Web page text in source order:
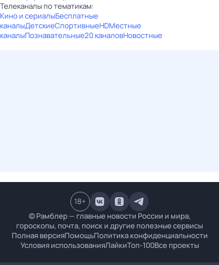
Телеканалы по тематикам:
Кино и сериалыБесплатные
каналыДетскиеСпортивныеHDМестные
каналыПознавательные20 каналовНовостные
© Рамблер — главные новости России и мира,
гороскопы, почта, поиск и другие полезные сервисы
Полная версияПомощьПолитика конфиденциальности
Условия использованияЛайкиТоп-100Все проекты
18+